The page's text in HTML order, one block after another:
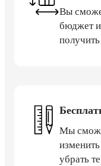
Вы
бюджет и
Мы
убрать